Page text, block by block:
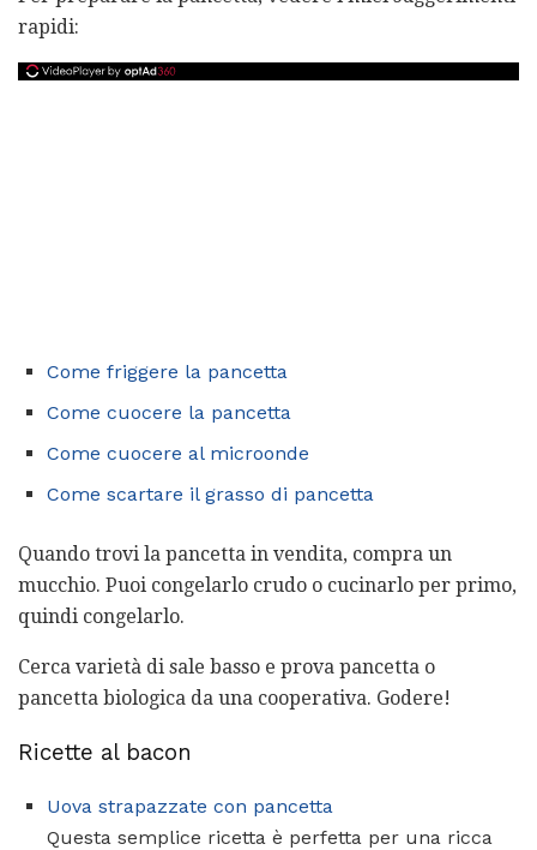
rapidi:
Come friggere la pancetta
Come cuocere la pancetta
Come cuocere al microonde
Come scartare il grasso di pancetta
Quando trovi la pancetta in vendita, compra un
mucchio. Puoi congelarlo crudo o cucinarlo per primo,
quindi congelarlo.
Cerca varietà di sale basso e prova pancetta o
pancetta biologica da una cooperativa. Godere!
Ricette al bacon
Uova strapazzate con pancetta
Questa semplice ricetta è perfetta per una ricca